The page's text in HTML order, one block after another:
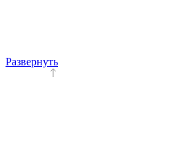
Развернуть